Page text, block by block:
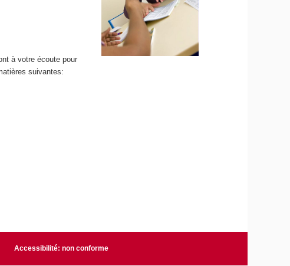
à votre écoute pour
suivantes:
Accessibilité: non conforme